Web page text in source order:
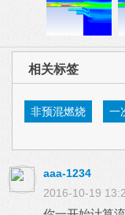
相关标签
非预混燃烧 一
aaa-1234
2016-10-19